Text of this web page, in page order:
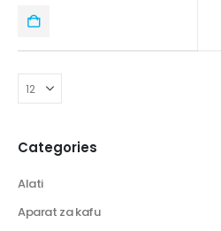
Categories
Alati
Aparat za kafu